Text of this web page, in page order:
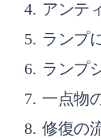
アンテ
ランプ
ランプ
一点物
修復の